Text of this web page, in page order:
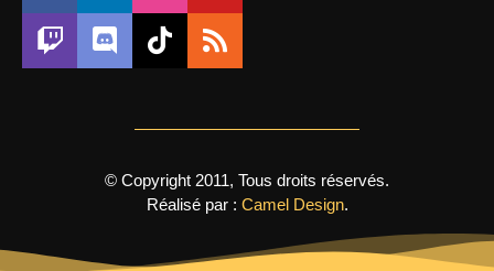
© Copyright 2011, Tous droits réservés.
Réalisé par : Camel Design.